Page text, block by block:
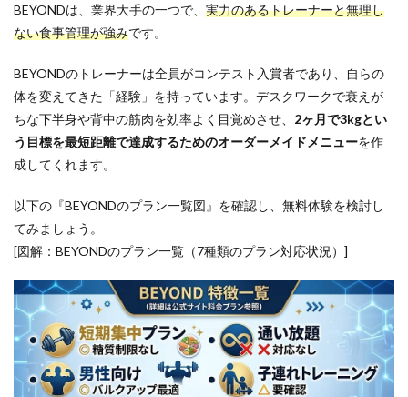
BEYONDは、業界大手の一つで、 実力のあるトレーナーと無理し
ない食事管理が強みです。
BEYONDのトレーナーは全員がコンテスト入賞者であり、自らの
体を変えてきた「経験」を持っています。 デスクワークで衰えが
ちな下半身や背中の筋肉を効率よく目覚めさせ、 2ヶ月で3kgとい
う目標を最短距離で達成するためのオーダーメイドメニューを作
成してくれます。
以下の『BEYONDのプラン一覧図』を確認し、無料体験を検討し
てみましょう。
[図解：BEYONDのプラン一覧（7種類のプラン対応状況）]